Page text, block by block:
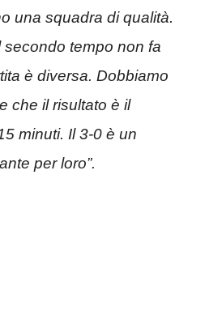
una squadra di qualità.
secondo tempo non fa
è diversa. Dobbiamo
che il risultato è il
minuti. Il 3-0 è un
per loro”.